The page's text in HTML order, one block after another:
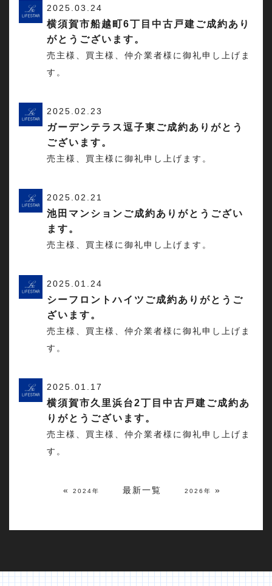
2025.03.24
横須賀市船越町6丁目中古戸建ご成約あり
がとうございます。
売主様、買主様、仲介業者様に御礼申し上げま
す。
2025.02.23
ガーデンテラス逗子東ご成約ありがとう
ございます。
売主様、買主様に御礼申し上げます。
2025.02.21
池田マンションご成約ありがとうござい
ます。
売主様、買主様に御礼申し上げます。
2025.01.24
シーフロントハイツご成約ありがとうご
ざいます。
売主様、買主様、仲介業者様に御礼申し上げま
す。
2025.01.17
横須賀市久里浜台2丁目中古戸建ご成約あ
りがとうございます。
売主様、買主様、仲介業者様に御礼申し上げま
す。
« 2024年 最新一覧 2026年 »